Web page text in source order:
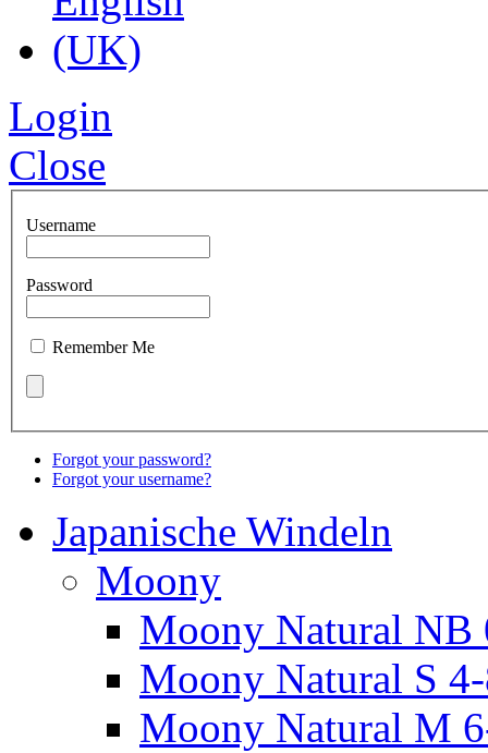
Login
Close
Username
Password
Remember Me
Forgot your password?
Forgot your username?
Japanische Windeln
Moony
Moony Natural NB
Moony Natural S
Moony Natural M